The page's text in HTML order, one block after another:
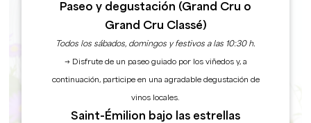
Paseo y degustación (Grand Cru o
Grand Cru Classé)
Todos los sábados, domingos y festivos a las 10:30 h.
→ Disfrute de un paseo guiado por los viñedos y, a
continuación, participe en una agradable degustación de
vinos locales.
Saint-Émilion bajo las estrellas